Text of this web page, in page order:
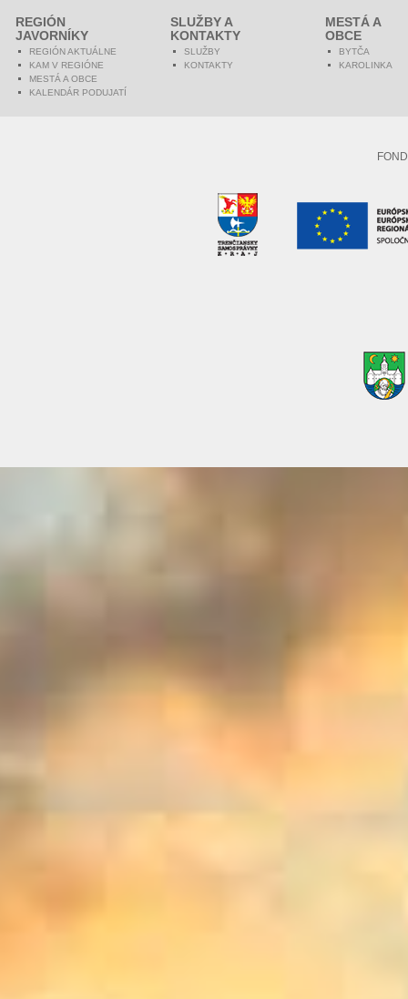
REGIÓN
JAVORNÍKY
REGIÓN AKTUÁLNE
KAM V REGIÓNE
MESTÁ A OBCE
KALENDÁR PODUJATÍ
SLUŽBY A
KONTAKTY
SLUŽBY
KONTAKTY
MESTÁ A
OBCE
BYTČA
KAROLINKA